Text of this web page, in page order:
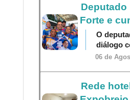
Forte e
O
diálogo
06 de
Rede